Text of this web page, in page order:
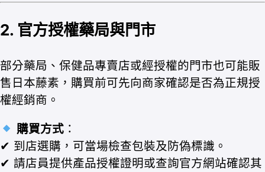
2. 官方授權藥局與門市
部分藥局、保健品專賣店或經授權的門市也可能販
售日本藤素，購買前可先向商家確認是否為正規授
權經銷商。
購買方式 ：
✔ 到店選購，可當場檢查包裝及防偽標識。
✔ 請店員提供產品授權證明或查詢官方網站確認其